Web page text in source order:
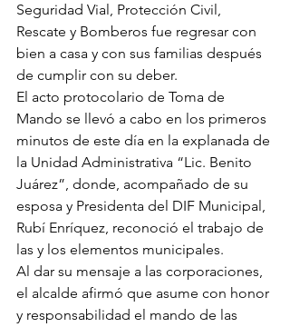
Seguridad Vial, Protección Civil,
Rescate y Bomberos fue regresar con
bien a casa y con sus familias después
de cumplir con su deber.
El acto protocolario de Toma de
Mando se llevó a cabo en los primeros
minutos de este día en la explanada de
la Unidad Administrativa “Lic. Benito
Juárez”, donde, acompañado de su
esposa y Presidenta del DIF Municipal,
Rubí Enríquez, reconoció el trabajo de
las y los elementos municipales.
Al dar su mensaje a las corporaciones,
el alcalde afirmó que asume con honor
y responsabilidad el mando de las